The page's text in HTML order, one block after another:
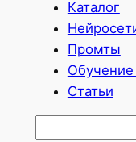
Каталог
Промты
Статьи